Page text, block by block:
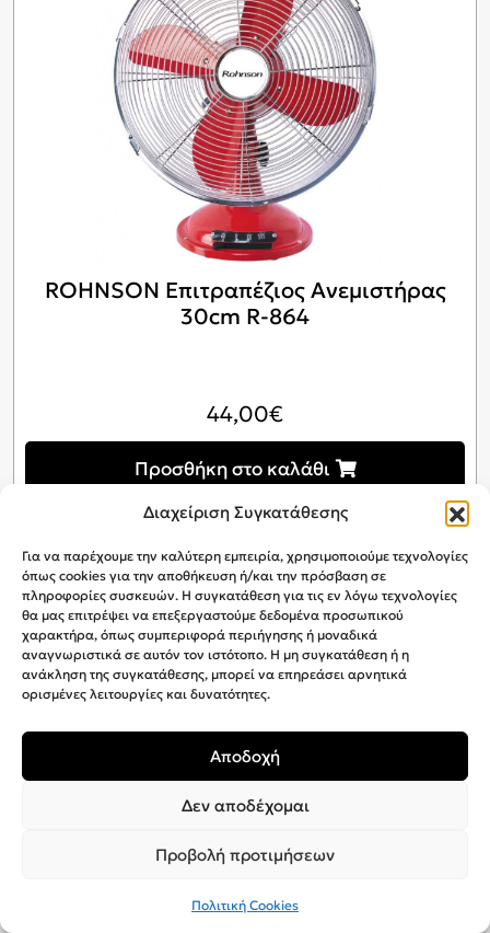
Διαχείριση Συγκατάθεσης
Για να παρέχουμε την καλύτερη εμπειρία, χρησιμοποιούμε τεχνολογίες
όπως cookies για την αποθήκευση ή/και την πρόσβαση σε
πληροφορίες συσκευών. Η συγκατάθεση για τις εν λόγω τεχνολογίες
θα μας επιτρέψει να επεξεργαστούμε δεδομένα προσωπικού
χαρακτήρα, όπως συμπεριφορά περιήγησης ή μοναδικά
αναγνωριστικά σε αυτόν τον ιστότοπο. Η μη συγκατάθεση ή η
ανάκληση της συγκατάθεσης, μπορεί να επηρεάσει αρνητικά
ορισμένες λειτουργίες και δυνατότητες.
Αποδοχή
Δεν αποδέχομαι
Προβολή προτιμήσεων
Πολιτική Cookies
ROHNSON Επιτραπέζιος Ανεμιστήρας
30cm R-864
44,00€
Προσθήκη στο καλάθι